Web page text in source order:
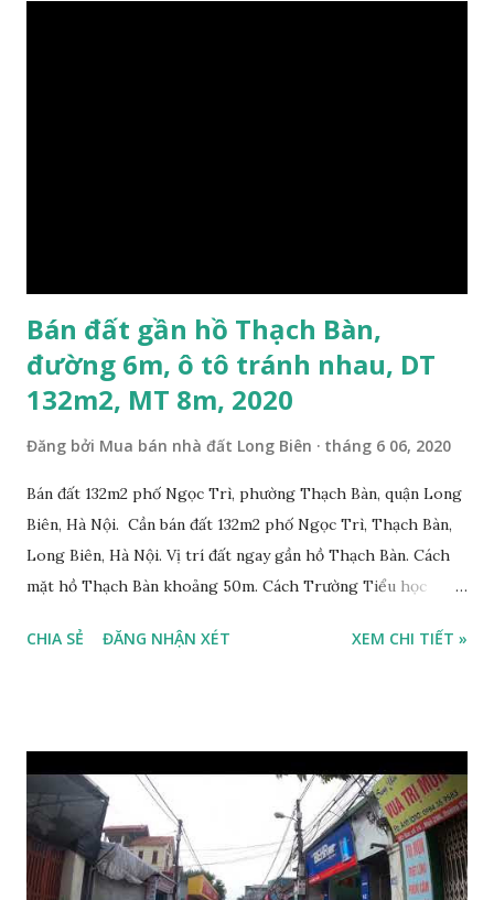
Bán đất gần hồ Thạch Bàn,
đường 6m, ô tô tránh nhau, DT
132m2, MT 8m, 2020
Đăng bởi Mua bán nhà đất Long Biên tháng 6 06, 2020
Bán đất 132m2 phố Ngọc Trì, phường Thạch Bàn, quận Long
Biên, Hà Nội. Cần bán đất 132m2 phố Ngọc Trì, Thạch Bàn,
Long Biên, Hà Nội. Vị trí đất ngay gần hồ Thạch Bàn. Cách
mặt hồ Thạch Bàn khoảng 50m. Cách Trường Tiểu học
30m, phía trước mặt thoáng. Cách mặt đường Cổ Linh
ngõ thông, đường trải nhựa, 2 ô tô tránh nhau. Đường và vỉa
hè rộng 6m. Đất thổ cư, diện tích mặt bằng 132m2, mặt tiền
8m. Hướng: Đông, pháp lý: sổ đỏ chính chủ. Giá bán: 9.5 tỷ,
có thương lượng với khách thiện chí mua. Quý khách hàng
có nhu cầu mua đất 132m2 phố Ngọc Trì, Thạch Bàn. Vui
CHIA SẺ ĐĂNG NHẬN XÉT XEM CHI TIẾT »